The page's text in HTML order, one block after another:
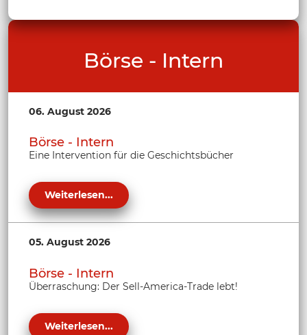
Börse - Intern
06. August 2026
Börse - Intern
Eine Intervention für die Geschichtsbücher
Weiterlesen...
05. August 2026
Börse - Intern
Überraschung: Der Sell-America-Trade lebt!
Weiterlesen...